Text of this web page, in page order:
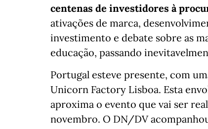
centenas de investidores à
ativações de marca,
investimento e debate sobre as
educação, passando
Portugal esteve presente, com
Unicorn Factory Lisboa. Esta
aproxima o evento que vai ser
novembro. O DN/DV